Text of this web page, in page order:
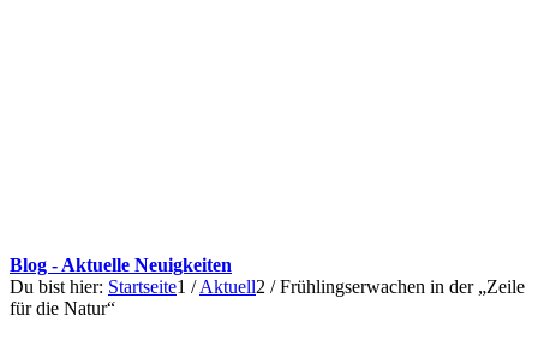
Blog - Aktuelle Neuigkeiten
Du bist hier: Startseite1 / Aktuell2 / Frühlingserwachen in der „Zeile
für die Natur“